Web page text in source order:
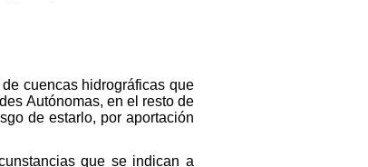
cuencas hidrográficas que
Autónomas, en el resto de
de estarlo, por aportación
que se indican a